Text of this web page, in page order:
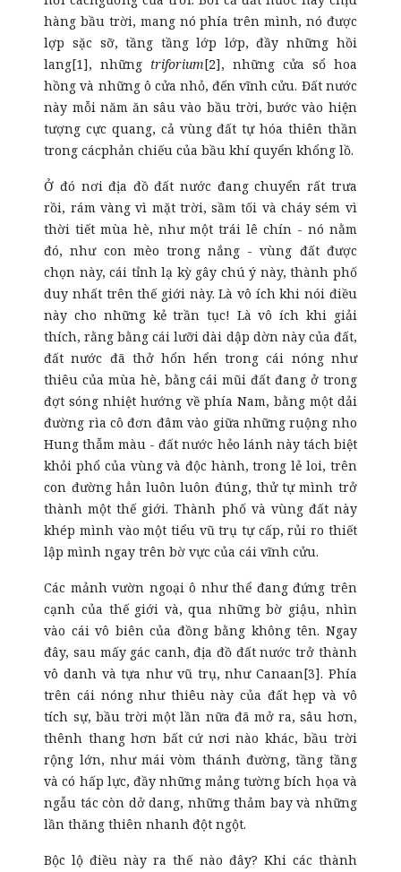
hàng bầu trời, mang nó phía trên mình, nó được
lợp sặc sỡ, tầng tầng lớp lớp, đầy những hồi
lang[1], những triforium[2], những cửa sổ hoa
hồng và những ô cửa nhỏ, đến vĩnh cửu. Đất nước
này mỗi năm ăn sâu vào bầu trời, bước vào hiện
tượng cực quang, cả vùng đất tự hóa thiên thần
trong cácphản chiếu của bầu khí quyển khổng lồ.
Ở đó nơi địa đồ đất nước đang chuyển rất trưa
rồi, rám vàng vì mặt trời, sầm tối và cháy sém vì
thời tiết mùa hè, như một trái lê chín - nó nằm
đó, như con mèo trong nắng - vùng đất được
chọn này, cái tỉnh lạ kỳ gây chú ý này, thành phố
duy nhất trên thế giới này. Là vô ích khi nói điều
này cho những kẻ trần tục! Là vô ích khi giải
thích, rằng bằng cái lưỡi dài dập dờn này của đất,
đất nước đã thở hổn hển trong cái nóng như
thiêu của mùa hè, bằng cái mũi đất đang ở trong
đợt sóng nhiệt hướng về phía Nam, bằng một dải
đường rìa cô đơn đâm vào giữa những ruộng nho
Hung thẫm màu - đất nước hẻo lánh này tách biệt
khỏi phổ của vùng và độc hành, trong lẻ loi, trên
con đường hẳn luôn luôn đúng, thử tự mình trở
thành một thế giới. Thành phố và vùng đất này
khép mình vào một tiểu vũ trụ tự cấp, rủi ro thiết
lập mình ngay trên bờ vực của cái vĩnh cửu.
Các mảnh vườn ngoại ô như thể đang đứng trên
cạnh của thế giới và, qua những bờ giậu, nhìn
vào cái vô biên của đồng bằng không tên. Ngay
đây, sau mấy gác canh, địa đồ đất nước trở thành
vô danh và tựa như vũ trụ, như Canaan[3]. Phía
trên cái nóng như thiêu này của đất hẹp và vô
tích sự, bầu trời một lần nữa đã mở ra, sâu hơn,
thênh thang hơn bất cứ nơi nào khác, bầu trời
rộng lớn, như mái vòm thánh đường, tầng tầng
và có hấp lực, đầy những mảng tường bích họa và
ngẫu tác còn dở dang, những thảm bay và những
lần thăng thiên nhanh đột ngột.
Bộc lộ điều này ra thế nào đây? Khi các thành